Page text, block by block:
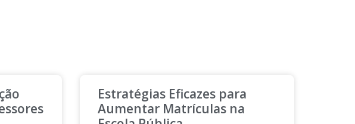
Estratégias Eficazes para
Aumentar Matrículas na